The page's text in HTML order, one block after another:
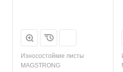
Износостойкие листы
MAGSTRONG